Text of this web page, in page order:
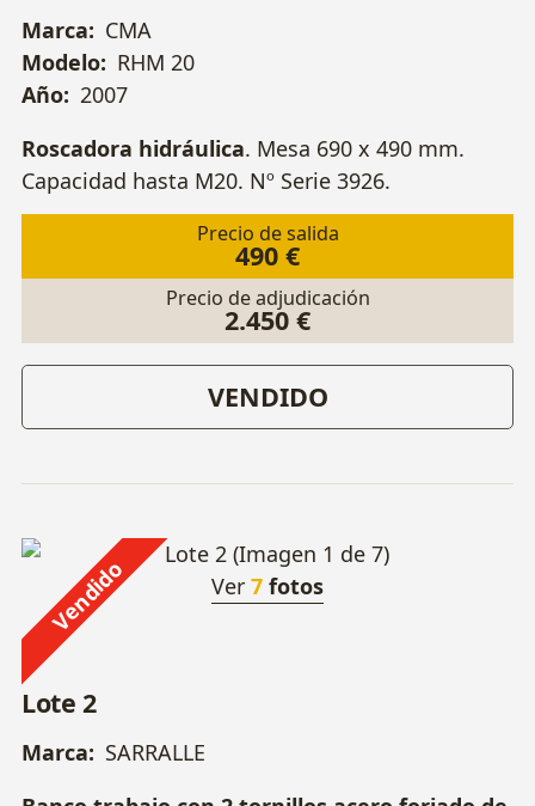
Marca: CMA
Modelo: RHM 20
Año: 2007
Roscadora hidráulica. Mesa 690 x 490 mm.
Capacidad hasta M20. Nº Serie 3926.
Precio de salida
490 €
Precio de adjudicación
2.450 €
VENDIDO
Vendido Ver 7 fotos
Lote 2
Marca: SARRALLE